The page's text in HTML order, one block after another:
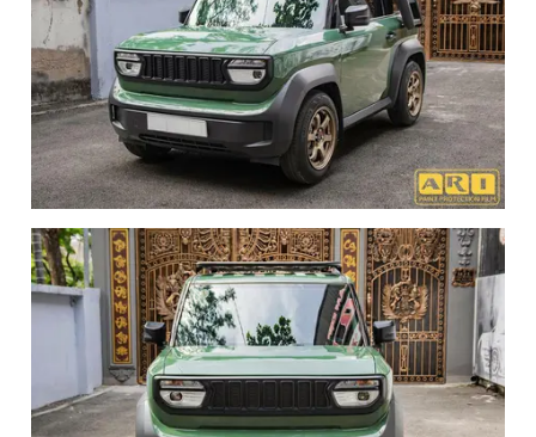
ARI và thi công theo tiêu chuẩn của ARI VIỆT NAM, chủ xe
có thể yên tâm về khả năng bảo vệ sơn, tính thẩm mỹ và độ
bền lâu dài.